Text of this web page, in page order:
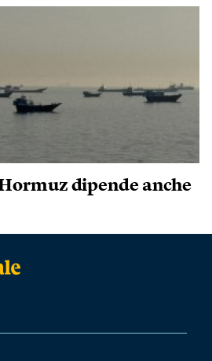
dipende anche